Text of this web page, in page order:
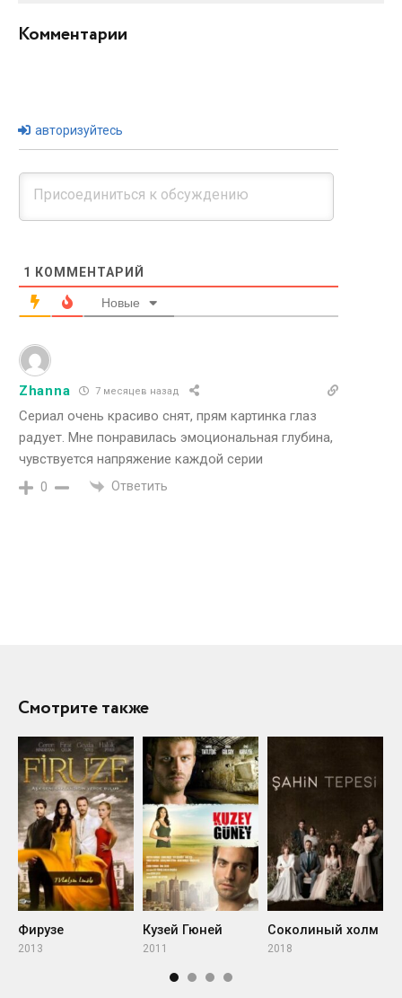
Комментарии
авторизуйтесь
1 КОММЕНТАРИЙ
Новые
Zhanna 7 месяцев назад
Сериал очень красиво снят, прям картинка глаз
радует. Мне понравилась эмоциональная глубина,
чувствуется напряжение каждой серии
0 Ответить
Смотрите также
Фирузе
2013
Кузей Гюней
2011
Соколиный холм
2018